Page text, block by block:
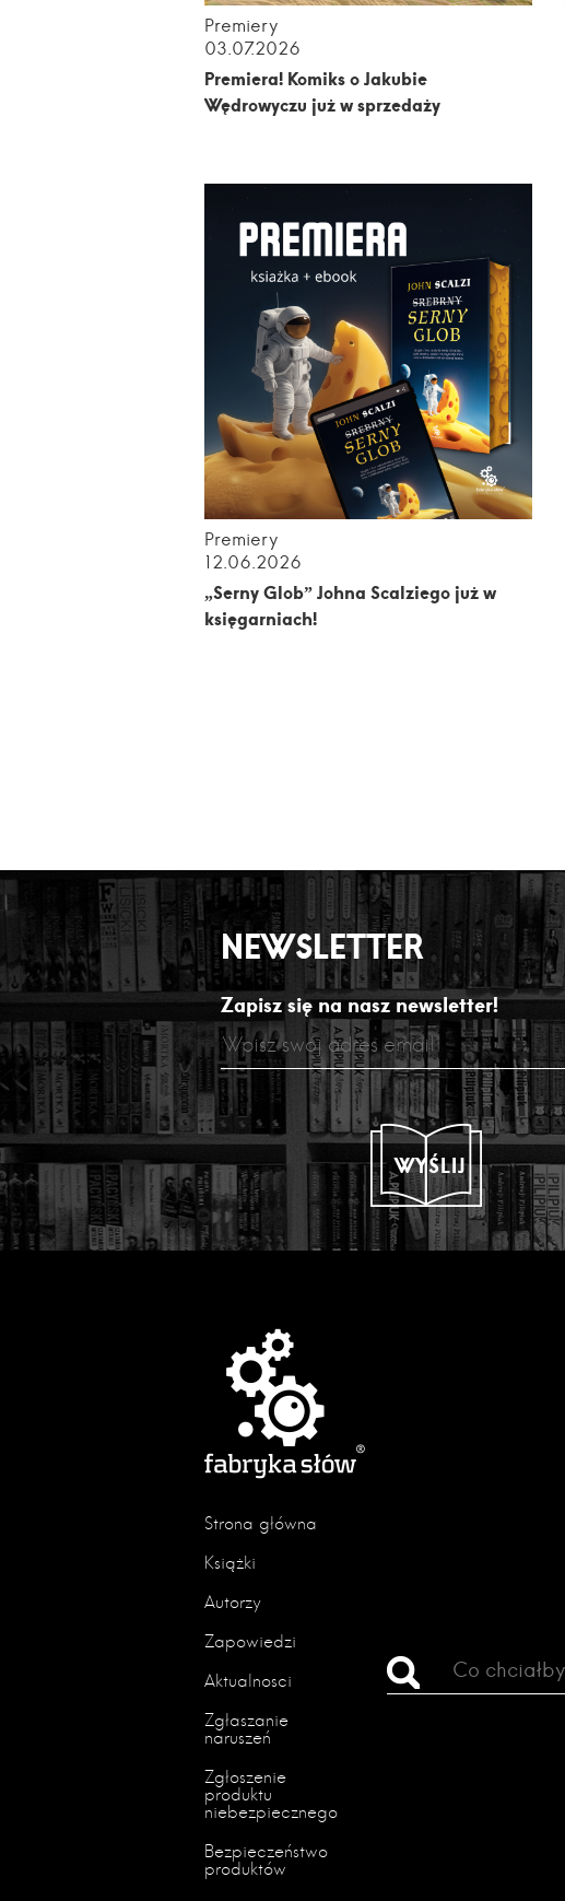
Premiery
03.07.2026
Premiera! Komiks o Jakubie
Wędrowyczu już w sprzedaży
Premiery
12.06.2026
„Serny Glob” Johna Scalziego już w
księgarniach!
NEWSLETTER
Zapisz się na nasz newsletter!
WYŚLIJ
Strona główna
Książki
Autorzy
Zapowiedzi
Aktualności
Zgłaszanie
naruszeń
Zgłoszenie
produktu
niebezpiecznego
Bezpieczeństwo
produktów